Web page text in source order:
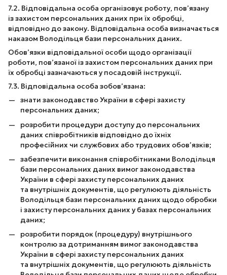
7.2. Відповідальна особа організовує роботу, пов’язану
із захистом персональних даних при їх обробці,
відповідно до закону. Відповідальна особа визначається
наказом Володільця бази персональних даних.
Обов’язки відповідальної особи щодо організації
роботи, пов’язаної із захистом персональних даних при
їх обробці зазначаються у посадовій інструкції.
7.3. Відповідальна особа зобов’язана:
знати законодавство України в сфері захисту
персональних даних;
розробити процедури доступу до персональних
даних співробітників відповідно до їхніх
професійних чи службових або трудових обов’язків;
забезпечити виконання співробітниками Володільця
бази персональних даних вимог законодавства
України в сфері захисту персональних даних
та внутрішніх документів, що регулюють діяльність
Володільця бази персональних даних щодо обробки
і захисту персональних даних у базах персональних
даних;
розробити порядок (процедуру) внутрішнього
контролю за дотриманням вимог законодавства
України в сфері захисту персональних даних
та внутрішніх документів, що регулюють діяльність